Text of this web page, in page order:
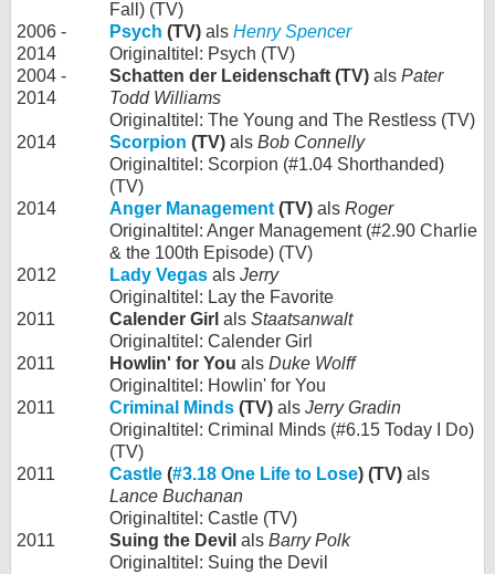
Fall) (TV)
2006 -
2014
Psych (TV) als Henry Spencer
Originaltitel: Psych (TV)
2004 -
2014
Schatten der Leidenschaft (TV) als Pater
Todd Williams
Originaltitel: The Young and The Restless (TV)
2014
Scorpion (TV) als Bob Connelly
Originaltitel: Scorpion (#1.04 Shorthanded)
(TV)
2014
Anger Management (TV) als Roger
Originaltitel: Anger Management (#2.90 Charlie
& the 100th Episode) (TV)
2012
Lady Vegas als Jerry
Originaltitel: Lay the Favorite
2011
Calender Girl als Staatsanwalt
Originaltitel: Calender Girl
2011
Howlin' for You als Duke Wolff
Originaltitel: Howlin' for You
2011
Criminal Minds (TV) als Jerry Gradin
Originaltitel: Criminal Minds (#6.15 Today I Do)
(TV)
2011
Castle (#3.18 One Life to Lose) (TV) als
Lance Buchanan
Originaltitel: Castle (TV)
2011
Suing the Devil als Barry Polk
Originaltitel: Suing the Devil